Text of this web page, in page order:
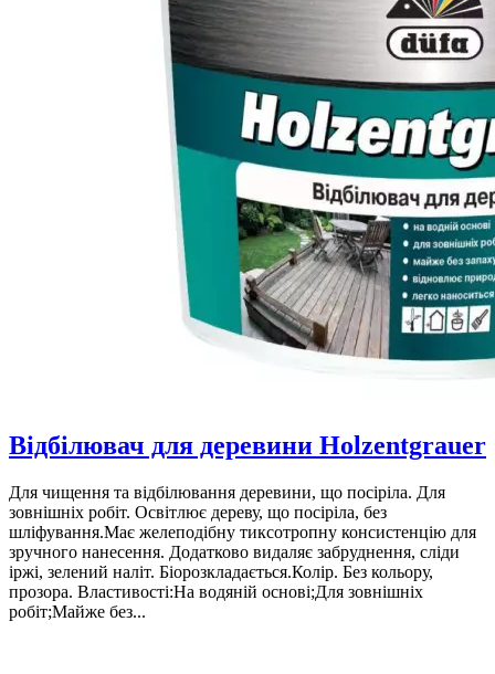
Відбілювач для деревини Holzentgrauer
Для чищення та відбілювання деревини, що посіріла. Для
зовнішніх робіт. Освітлює дереву, що посіріла, без
шліфування.Має желеподібну тиксотропну консистенцію для
зручного нанесення. Додатково видаляє забруднення, сліди
іржі, зелений наліт. Біорозкладається.Колір. Без кольору,
прозора. Властивості:На водяній основі;Для зовнішніх
робіт;Майже без...